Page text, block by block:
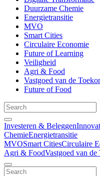
Duurzame Chemie
Energietransitie
MVO
Smart Cities
Circulaire Economie
Future of Learning
Veiligheid
Agri & Food
Vastgoed van de
Future of Food
Investeren & Beleggen
ChemieEnergietransitie
MVOSmart CitiesCirculaire
Agri & FoodVastgoed van de